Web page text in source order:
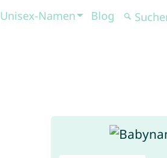
Unisex-Namen Blog